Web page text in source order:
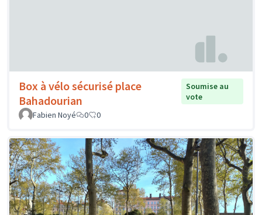
Box à vélo sécurisé place
Bahadourian
Soumise au
vote
Fabien Noyé
0 0